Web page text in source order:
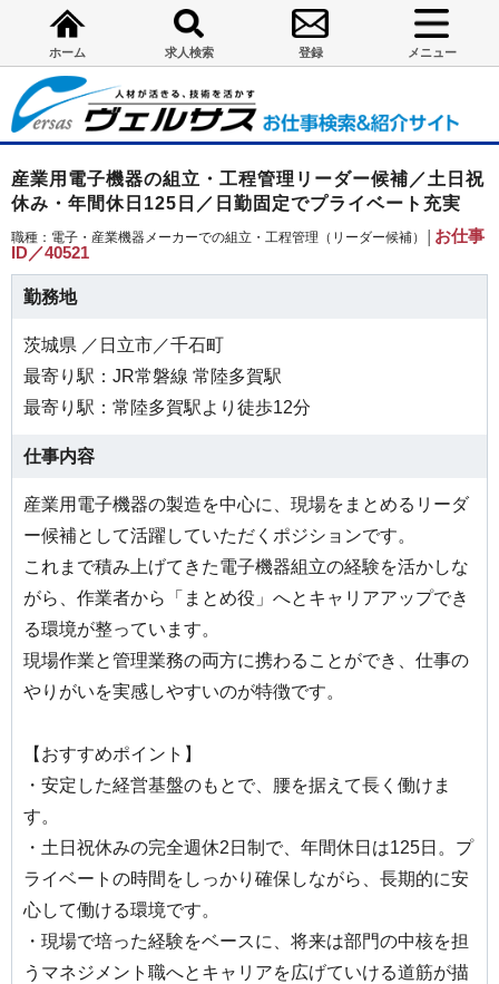
ホーム 求人検索 登録 メニュー
産業用電子機器の組立・工程管理リーダー候補／土日祝
休み・年間休日125日／日勤固定でプライベート充実
職種：電子・産業機器メーカーでの組立・工程管理（リーダー候補）│ お仕事
ID／40521
勤務地
茨城県 ／日立市／千石町
最寄り駅：JR常磐線 常陸多賀駅
最寄り駅：常陸多賀駅より徒歩12分
仕事内容
産業用電子機器の製造を中心に、現場をまとめるリーダ
ー候補として活躍していただくポジションです。
これまで積み上げてきた電子機器組立の経験を活かしな
がら、作業者から「まとめ役」へとキャリアアップでき
る環境が整っています。
現場作業と管理業務の両方に携わることができ、仕事の
やりがいを実感しやすいのが特徴です。
【おすすめポイント】
・安定した経営基盤のもとで、腰を据えて長く働けま
す。
・土日祝休みの完全週休2日制で、年間休日は125日。プ
ライベートの時間をしっかり確保しながら、長期的に安
心して働ける環境です。
・現場で培った経験をベースに、将来は部門の中核を担
うマネジメント職へとキャリアを広げていける道筋が描